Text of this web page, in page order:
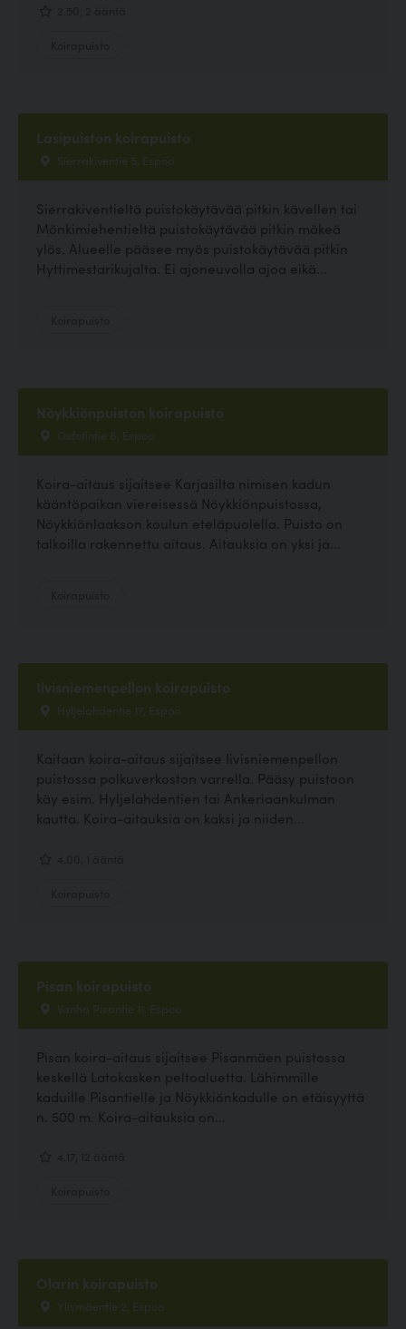
Lasipuiston koirapuisto
Sierrakiventie 5, Espoo
Sierrakiventieltä puistokäytävää pitkin kävellen tai
Mönkimiehentieltä puistokäytävää pitkin mäkeä
ylös. Alueelle pääsee myös puistokäytävää pitkin
Hyttimestarikujalta. Ei ajoneuvolla ajoa eikä...
Nöykkiönpuiston koirapuisto
Oxfotintie 8, Espoo
Koira-aitaus sijaitsee Karjasilta nimisen kadun
kääntöpaikan viereisessä Nöykkiönpuistossa,
Nöykkiönlaakson koulun eteläpuolella. Puisto on
talkoilla rakennettu aitaus. Aitauksia on yksi ja...
Iivisniemenpellon koirapuisto
Hyljelahdentie 17, Espoo
Kaitaan koira-aitaus sijaitsee Iivisniemenpellon
puistossa polkuverkoston varrella. Pääsy puistoon
käy esim. Hyljelahdentien tai Ankeriaankulman
kautta. Koira-aitauksia on kaksi ja niiden...
Pisan koirapuisto
Vanha Pisantie 11, Espoo
Pisan koira-aitaus sijaitsee Pisanmäen puistossa
keskellä Latokasken peltoaluetta. Lähimmille
kaduille Pisantielle ja Nöykkiönkadulle on etäisyyttä
n. 500 m. Koira-aitauksia on...
Olarin koirapuisto
Ylismäentie 2, Espoo